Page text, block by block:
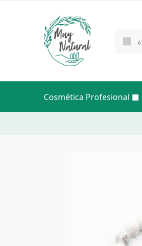
Cosmética Profesional